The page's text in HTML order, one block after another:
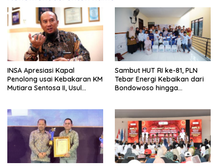
INSA Apresiasi Kapal
Penolong usai Kebakaran KM
Mutiara Sentosa II, Usul
Sambut HUT RI ke-81, PLN
Tebar Energi Kebaikan dari
Bondowoso hingga